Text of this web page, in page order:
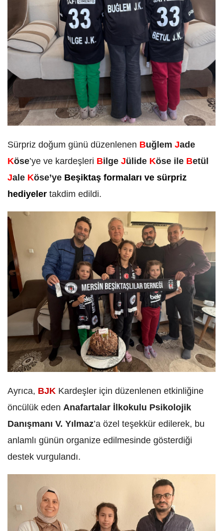
Sürpriz doğum günü düzenlenen Buğlem Jade
Köse’ye ve kardeşleri Bilge Jülide Köse ile Betül
Jale Köse’ye Beşiktaş formaları ve sürpriz
hediyeler takdim edildi.
Ayrıca, BJK Kardeşler için düzenlenen etkinliğine
öncülük eden Anafartalar İlkokulu Psikolojik
Danışmanı V. Yılmaz’a özel teşekkür edilerek, bu
anlamlı günün organize edilmesinde gösterdiği
destek vurgulandı.